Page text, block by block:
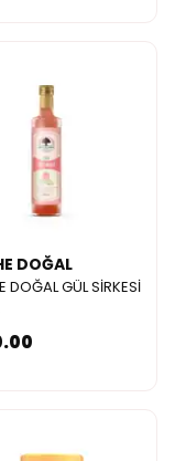
DOĞAL
DOĞAL GÜL SİRKESİ